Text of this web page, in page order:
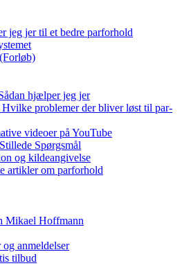
jeg jer til et bedre parforhold
hjælper jeg jer
Hvilke problemer der bliver løst til par-
videoer på YouTube
Spørgsmål
og kildeangivelse
artikler om parforhold
Mikael Hoffmann
anmeldelser
tilbud